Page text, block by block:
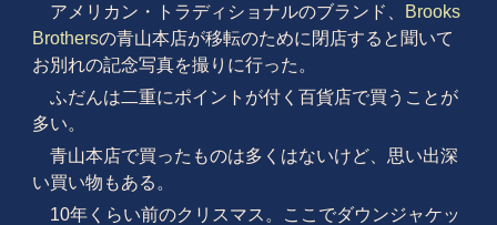
アメリカン・トラディショナルのブランド、
Brooks
Brothersの青山本店が移転のために閉店すると聞いて
お別れの記念写真を撮りに行った。
ふだんは二重にポイントが付く百貨店で買うことが
多い。
青山本店で買ったものは多くはないけど、思い出深
い買い物もある。
10年くらい前のクリスマス。ここでダウンジャケッ